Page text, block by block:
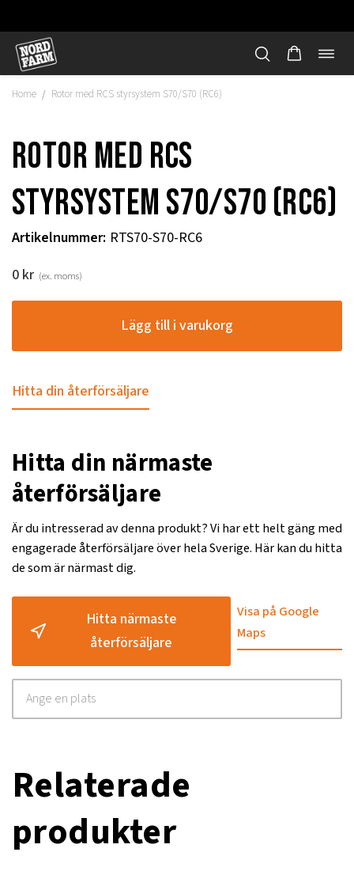
Hoppa
innehåll
Home / Rotor med RCS styrsystem S70/S70 (RC6)
Rotor med RCS
styrsystem S70/S70 (RC6)
Artikelnummer: RTS70-S70-RC6
0 kr (ex. moms)
Lägg till i varukorg
Hitta din återförsäljare
Hitta din närmaste
återförsäljare
Är du intresserad av denna produkt? Vi har ett helt gäng med
engagerade återförsäljare över hela Sverige. Här kan du hitta
de som är närmast dig.
Hitta närmaste
återförsäljare
Visa på Google
Maps
Relaterade
produkter